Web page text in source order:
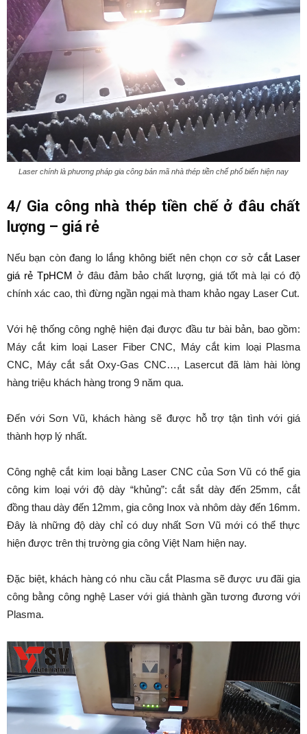
Laser chính là phương pháp gia công bản mã nhà thép tiền chế phổ biến hiện nay
4/ Gia công nhà thép tiền chế ở đâu chất
lượng – giá rẻ
Nếu bạn còn đang lo lắng không biết nên chọn cơ sở cắt Laser
giá rẻ TpHCM ở đâu đảm bảo chất lượng, giá tốt mà lại có độ
chính xác cao, thì đừng ngần ngại mà tham khảo ngay Laser Cut.
Với hệ thống công nghệ hiện đại được đầu tư bài bản, bao gồm:
Máy cắt kim loại Laser Fiber CNC, Máy cắt kim loại Plasma
CNC, Máy cắt sắt Oxy-Gas CNC…, Lasercut đã làm hài lòng
hàng triệu khách hàng trong 9 năm qua.
Đến với Sơn Vũ, khách hàng sẽ được hỗ trợ tận tình với giá
thành hợp lý nhất.
Công nghệ cắt kim loại bằng Laser CNC của Sơn Vũ có thể gia
công kim loại với độ dày “khủng”: cắt sắt dày đến 25mm, cắt
đồng thau dày đến 12mm, gia công Inox và nhôm dày đến 16mm.
Đây là những độ dày chỉ có duy nhất Sơn Vũ mới có thể thực
hiện được trên thị trường gia công Việt Nam hiện nay.
Đặc biệt, khách hàng có nhu cầu cắt Plasma sẽ được ưu đãi gia
công bằng công nghệ Laser với giá thành gần tương đương với
Plasma.